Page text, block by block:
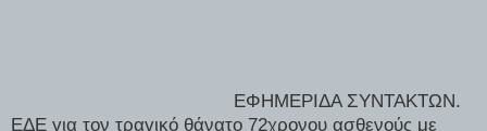
ΕΦΗΜΕΡΙΔΑ ΣΥΝΤΑΚΤΩΝ.
ΕΔΕ για τον τραγικό θάνατο 72χρονου ασθενούς με